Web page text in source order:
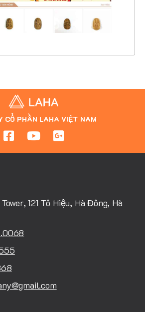
XEM THỰC TẾ
CỔ PHẦN LAHA VIỆT NAM
121 Tô Hiệu, Hà Đông, Hà